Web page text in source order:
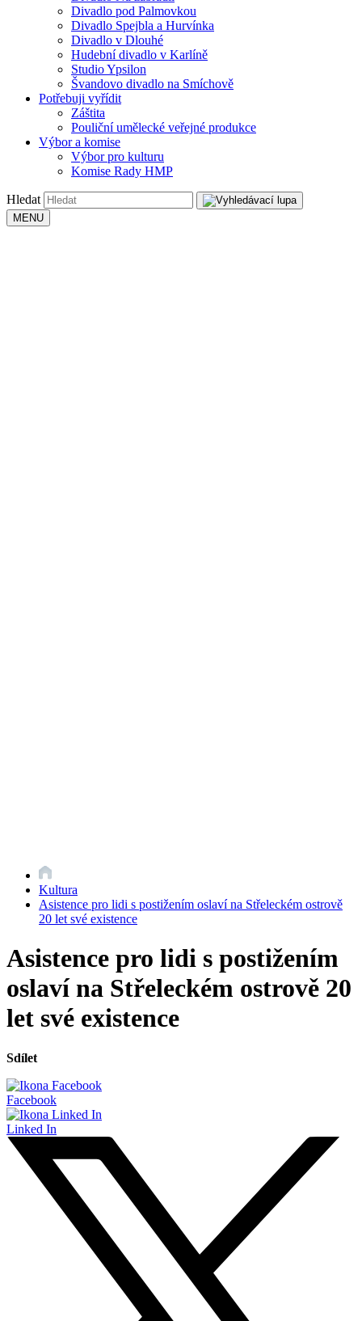
Divadlo pod Palmovkou
Divadlo Spejbla a Hurvínka
Divadlo v Dlouhé
Hudební divadlo v Karlíně
Studio Ypsilon
Švandovo divadlo na Smíchově
Potřebuji vyřídit
Záštita
Pouliční umělecké veřejné produkce
Výbor a komise
Výbor pro kulturu
Komise Rady HMP
Hledat
MENU
Kultura
Asistence pro lidi s postižením oslaví na Střeleckém ostrově
20 let své existence
Asistence pro lidi s postižením
oslaví na Střeleckém ostrově 20
let své existence
Sdílet
Facebook
Linked In